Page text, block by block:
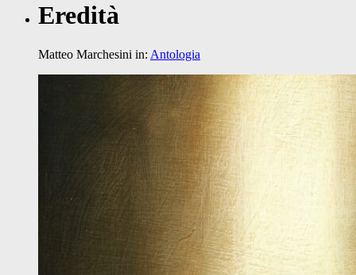
Eredità
Matteo Marchesini in: Antologia